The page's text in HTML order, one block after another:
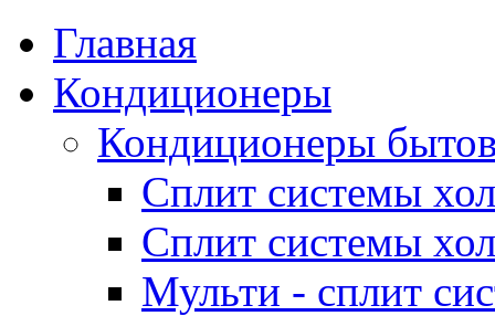
Главная
Кондиционеры
Кондиционеры
Сплит системы
Сплит системы
Мульти - сплит